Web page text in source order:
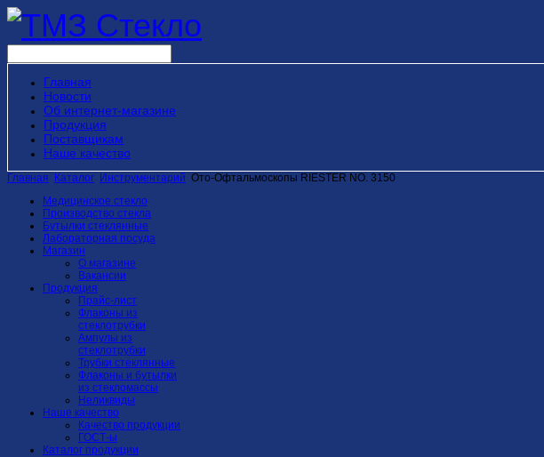
Главная
Новости
Об интернет-магазине
Продукция
Поставщикам
Наше качество
Главная Каталог Инструментарий Ото-Офтальмоскопы RIESTER NO. 3150
Медицинское стекло
Производство стекла
Бутылки стеклянные
Лабораторная посуда
Магазин
О магазине
Вакансии
Продукция
Прайс-лист
Флаконы из
стеклотрубки
Ампулы из
стеклотрубки
Трубки стеклянные
Флаконы и бутылки
из стекломассы
Неликвиды
Наше качество
Качество продукции
ГОСТ-ы
Каталог продукции